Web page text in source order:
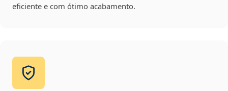
eficiente e com ótimo acabamento.